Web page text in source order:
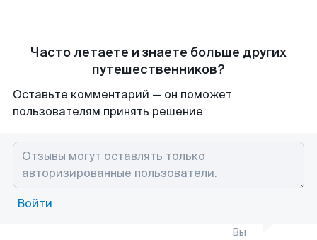
Часто летаете и знаете больше других
путешественников?
Оставьте комментарий — он поможет
пользователям принять решение
Войти
Вы